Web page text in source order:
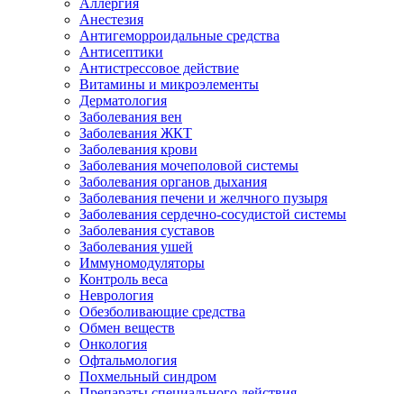
Аллергия
Анестезия
Антигеморроидальные средства
Антисептики
Антистрессовое действие
Витамины и микроэлементы
Дерматология
Заболевания вен
Заболевания ЖКТ
Заболевания крови
Заболевания мочеполовой системы
Заболевания органов дыхания
Заболевания печени и желчного пузыря
Заболевания сердечно-сосудистой системы
Заболевания суставов
Заболевания ушей
Иммуномодуляторы
Контроль веса
Неврология
Обезболивающие средства
Обмен веществ
Онкология
Офтальмология
Похмельный синдром